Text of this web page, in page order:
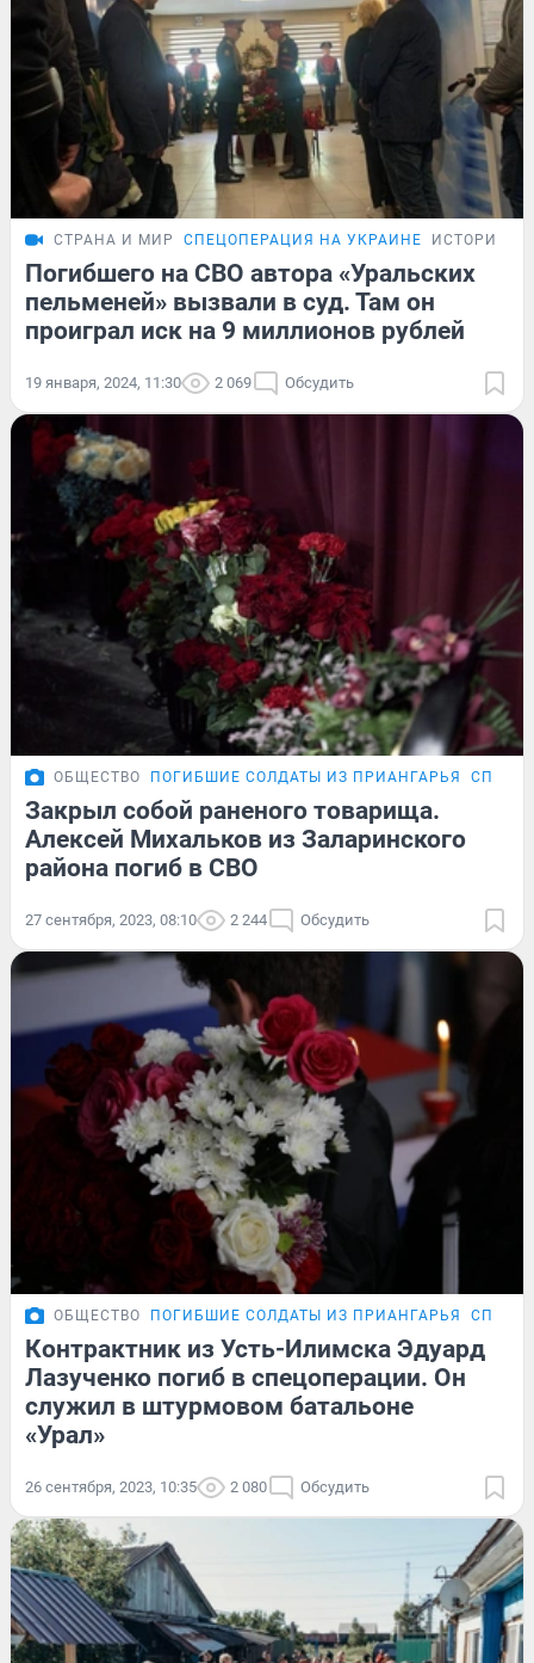
СТРАНА И МИР СПЕЦОПЕРАЦИЯ НА УКРАИНЕ ИСТОРИИ
Погибшего на СВО автора «Уральских
пельменей» вызвали в суд. Там он
проиграл иск на 9 миллионов рублей
19 января, 2024, 11:30 2 069 Обсудить
ОБЩЕСТВО ПОГИБШИЕ СОЛДАТЫ ИЗ ПРИАНГАРЬЯ
Закрыл собой раненого товарища.
Алексей Михальков из Заларинского
района погиб в СВО
27 сентября, 2023, 08:10 2 244 Обсудить
ОБЩЕСТВО ПОГИБШИЕ СОЛДАТЫ ИЗ ПРИАНГАРЬЯ
Контрактник из Усть-Илимска Эдуард
Лазученко погиб в спецоперации. Он
служил в штурмовом батальоне
«Урал»
26 сентября, 2023, 10:35 2 080 Обсудить